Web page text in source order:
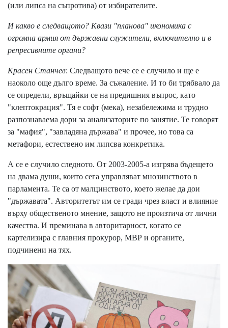
(или липса на съпротива) от избирателите.
И какво е следващото? Квази "планова" икономика с
огромна армия от държавни служители, включително и в
репресивните органи?
Красен Станчев: Следващото вече се е случило и ще е
наоколо още дълго време. За съжаление. И то би трябвало да
се определи, връщайки се на предишния въпрос, като
"клептокрация". Тя е софт (мека), незабележима и трудно
разпознаваема дори за анализаторите по занятие. Те говорят
за "мафия", "завладяна държава" и прочее, но това са
метафори, естествено им липсва конкретика.
А се е случило следното. От 2003-2005-а изгрява бъдещето
на двама души, които сега управляват мнозинството в
парламента. Те са от малцинството, което желае да дои
"държавата". Авторитетът им се гради чрез власт и влияние
върху общественото мнение, защото не произтича от лични
качества. И преминава в авторитарност, когато се
картелизира с главния прокурор, МВР и органите,
подчинени на тях.